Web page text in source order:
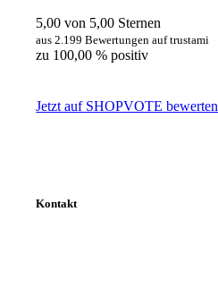
5,00 von 5,00 Sternen
aus 2.199 Bewertungen auf trustami
zu 100,00 % positiv
Jetzt auf SHOPVOTE bewerten
Kontakt